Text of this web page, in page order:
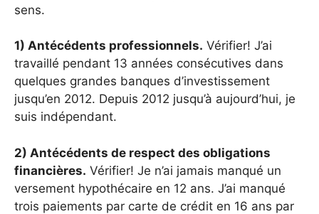
sens.
1) Antécédents professionnels. Vérifier! J’ai
travaillé pendant 13 années consécutives dans
quelques grandes banques d’investissement
jusqu’en 2012. Depuis 2012 jusqu’à aujourd’hui, je
suis indépendant.
2) Antécédents de respect des obligations
financières. Vérifier! Je n’ai jamais manqué un
versement hypothécaire en 12 ans. J’ai manqué
trois paiements par carte de crédit en 16 ans par